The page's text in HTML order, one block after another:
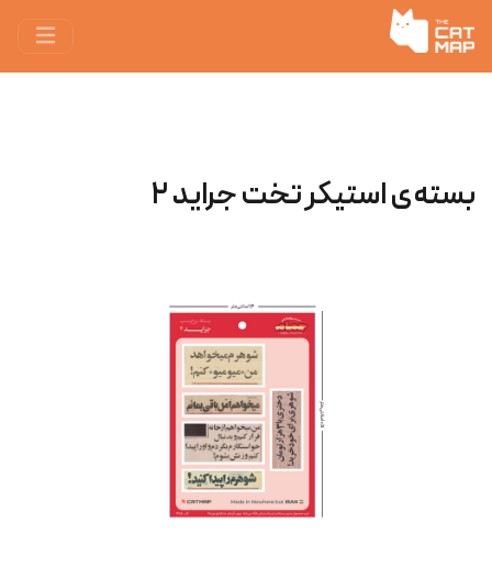
بسته‌ی استیکر تخت جراید ۲